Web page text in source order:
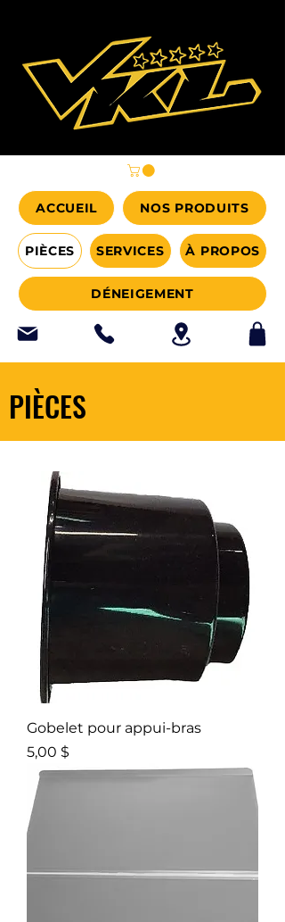
ACCUEIL NOS PRODUITS
PIÈCES SERVICES À PROPOS
DÉNEIGEMENT
PIÈCES
Gobelet pour appui-bras
Prix
5,00 $